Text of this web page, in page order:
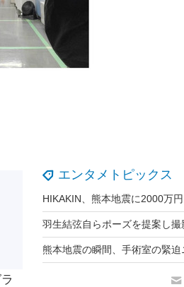
エンタメトピックス